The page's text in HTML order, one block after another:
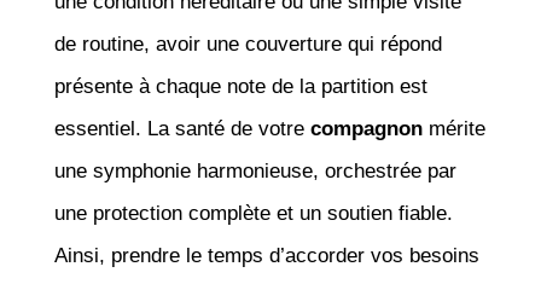
de routine, avoir une couverture qui répond
présente à chaque note de la partition est
essentiel. La santé de votre compagnonmérite
une symphonie harmonieuse, orchestrée par
une protection complète et un soutien fiable.
Ainsi, prendre le temps d’accorder vos besoins